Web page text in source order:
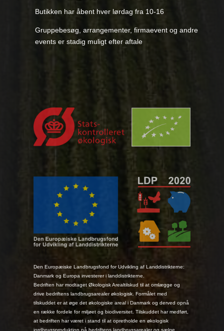
Butikken har åbent hver lørdag fra 10-16
Gruppebesøg, arrangementer, firmaevent og andre
events er stadig muligt efter aftale
Den Europæiske Landbrugsfond for Udvikling af Landdistrikterne:
Danmark og Europa investerer i landdistrikterne.
Bedriften har modtaget Økologisk Arealtilskud til at omlægge og
drive bedriftens landbrugsarealer økologisk. Formålet med
tilskuddet er at øge det økologiske areal i Danmark og derved opnå
en række fordele for miljøet og biodiversitet. Tilskuddet har medført,
at bedriften har været i stand til at opretholde en økologisk
jordbrugsproduktion på bedriftens landbrugsarealer og sælge